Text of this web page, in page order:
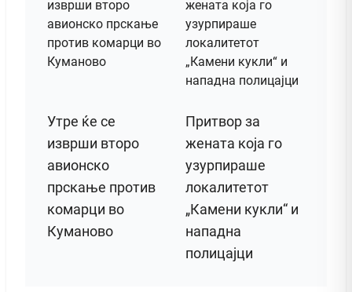
Утре ќе се
изврши второ
авионско
прскање против
комарци во
Куманово
Притвор за
жената која го
узурпираше
локалитетот
„Камени кукли“ и
нападна
полицајци